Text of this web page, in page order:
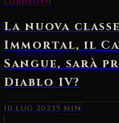
LordSoth
La nuova
Immortal, il
Sangue, sarà
Diablo IV?
10 lug 20235 min